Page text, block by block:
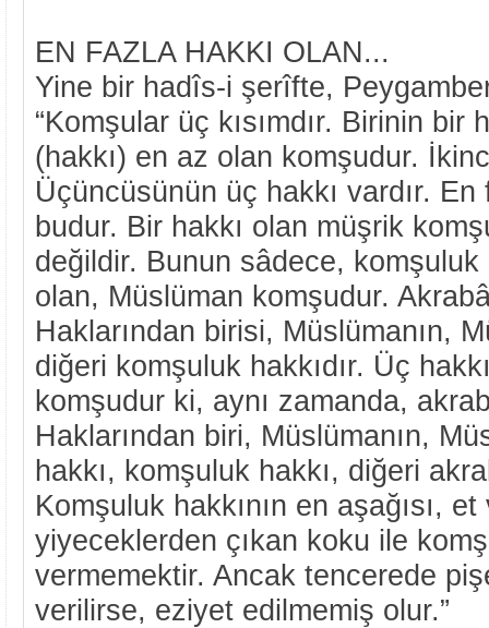
EN FAZLA HAKKI OLAN...
Yine bir hadîs-i şerîfte,
“Komşular üç kısımdır. Birinin bir
(hakkı) en az olan komşudur.
Üçüncüsünün üç hakkı vardır. En
budur. Bir hakkı olan müşrik
değildir. Bunun sâdece, komşuluk
olan, Müslüman komşudur.
Haklarından birisi, Müslümanın,
diğeri komşuluk hakkıdır. Üç
komşudur ki, aynı zamanda,
Haklarından biri, Müslümanın,
hakkı, komşuluk hakkı, diğeri
Komşuluk hakkının en aşağısı,
yiyeceklerden çıkan koku ile
vermemektir. Ancak tencerede
verilirse, eziyet edilmemiş olur.”